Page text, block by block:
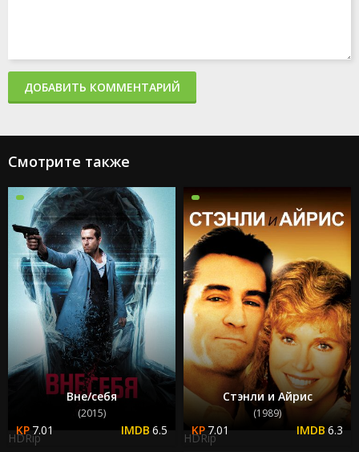
ДОБАВИТЬ КОММЕНТАРИЙ
Смотрите также
Вне/себя
(2015)
7.01 6.5
HDRip
Стэнли и Айрис
(1989)
7.01 6.3
HDRip